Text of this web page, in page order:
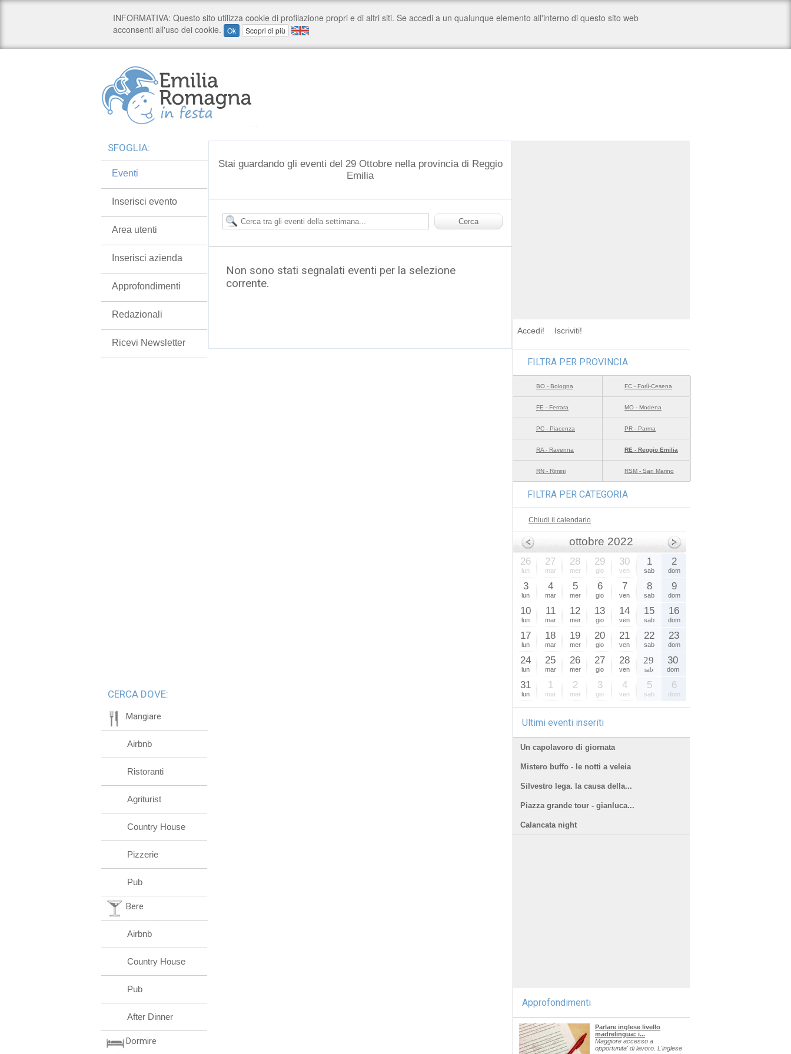
Stai guardando gli eventi del 29 Ottobre nella provincia di Reggio
Emilia
Non sono stati segnalati eventi per la selezione
corrente.
SFOGLIA:
Eventi
Inserisci evento
Area utenti
Inserisci azienda
Approfondimenti
Redazionali
Ricevi Newsletter
CERCA DOVE:
Mangiare
Airbnb
Ristoranti
Agriturist
Country House
Pizzerie
Pub
Bere
Airbnb
Country House
Pub
After Dinner
Dormire
Accedi! Iscriviti!
FILTRA PER PROVINCIA
BO - Bologna FC - Forlì-Cesena
FE - Ferrara MO - Modena
PC - Piacenza PR - Parma
RA - Ravenna RE - Reggio Emilia
RN - Rimini RSM - San Marino
FILTRA PER CATEGORIA
Chiudi il calendario
ottobre 2022
26
lun
27
mar
28
mer
29
gio
30
ven
1
sab
2
dom
3
lun
4
mar
5
mer
6
gio
7
ven
8
sab
9
dom
10
lun
11
mar
12
mer
13
gio
14
ven
15
sab
16
dom
17
lun
18
mar
19
mer
20
gio
21
ven
22
sab
23
dom
24
lun
25
mar
26
mer
27
gio
28
ven
29
sab
30
dom
31
lun
1
mar
2
mer
3
gio
4
ven
5
sab
6
dom
Ultimi eventi inseriti
Un capolavoro di giornata
Mistero buffo - le notti a veleia
Silvestro lega. la causa della...
Piazza grande tour - gianluca...
Calancata night
Approfondimenti
Parlare inglese livello
madrelingua: i...
Maggiore accesso a
opportunita' di lavoro. L'inglese